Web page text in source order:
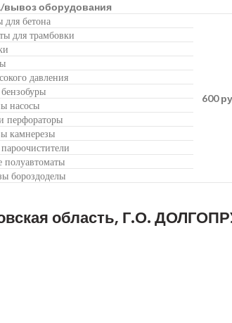
вывоз оборудования
для бетона
600
для трамбовки
давления
насосы
перфораторы
камнерезы
полуавтоматы
бороздоделы
область, Г.О.